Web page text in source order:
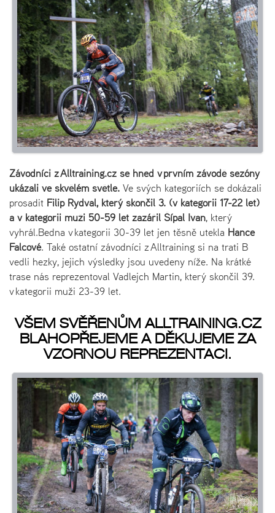
Závodníci z Alltraining.cz se hned v prvním závodě sezóny
ukázali ve skvělém světle. Ve svých kategoriích se dokázali
prosadit Filip Rydval, který skončil 3. (v kategorii 17-22 let)
a v kategorii muži 50-59 let zazářil Šípal Ivan, který
vyhrál.Bedna v kategorii 30-39 let jen těsně utekla Hance
Falcové. Také ostatní závodníci z Alltraining si na trati B
vedli hezky, jejich výsledky jsou uvedeny níže. Na krátké
trase nás reprezentoval Vadlejch Martin, který skončil 39.
v kategorii muži 23-39 let.
VŠEM SVĚŘENŮM ALLTRAINING.CZ
BLAHOPŘEJEME A DĚKUJEME ZA
VZORNOU REPREZENTACI.